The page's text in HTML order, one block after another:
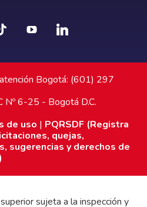
Bogotá: (601) 297
Nº 6-25 - Bogotá D.C.
de uso | PQRSDF (Registra
quejas,
sugerencias y derechos de
sujeta a la inspección y